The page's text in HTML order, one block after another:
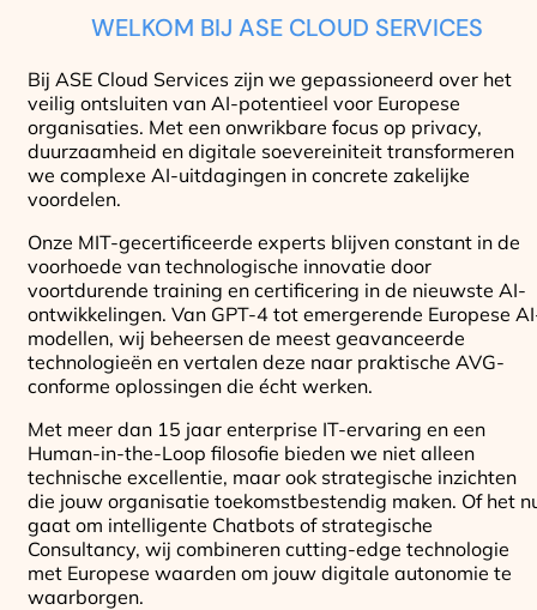
WELKOM BIJ ASE CLOUD SERVICES
Bij ASE Cloud Services zijn we gepassioneerd over het
veilig ontsluiten van AI-potentieel voor Europese
organisaties. Met een onwrikbare focus op privacy,
duurzaamheid en digitale soevereiniteit transformeren
we complexe AI-uitdagingen in concrete zakelijke
voordelen.
Onze MIT-gecertificeerde experts blijven constant in de
voorhoede van technologische innovatie door
voortdurende training en certificering in de nieuwste AI-
ontwikkelingen. Van GPT-4 tot emergerende Europese
modellen, wij beheersen de meest geavanceerde
technologieën en vertalen deze naar praktische AVG-
conforme oplossingen die écht werken.
Met meer dan 15 jaar enterprise IT-ervaring en een
Human-in-the-Loop filosofie bieden we niet alleen
technische excellentie, maar ook strategische inzichten
die jouw organisatie toekomstbestendig maken. Of het
gaat om intelligente Chatbots of strategische
Consultancy, wij combineren cutting-edge technologie
met Europese waarden om jouw digitale autonomie te
waarborgen.